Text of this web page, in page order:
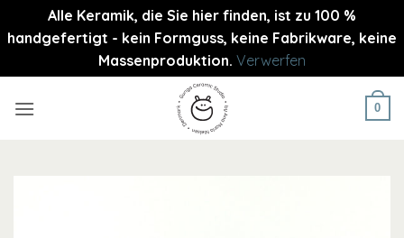
Alle Keramik, die Sie hier finden, ist zu 100 %
handgefertigt - kein Formguss, keine Fabrikware, keine
Massenproduktion. Verwerfen
Inhalt
0